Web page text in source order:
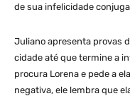
de sua infelicidade
Juliano apresenta provas
cidade até que termine a
procura Lorena e pede a
negativa, ele lembra que